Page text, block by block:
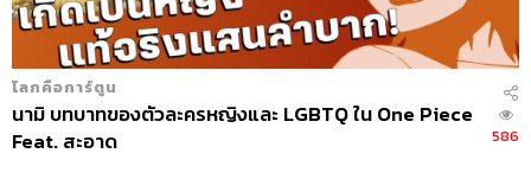
โลกคือการ์ตูน
นามิ บทบาทของตัวละครหญิงและ LGBTQ ใน One Piece
Feat. สะอาด
586